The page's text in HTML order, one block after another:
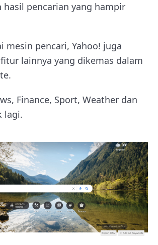
hasil pencarian yang hampir
mesin pencari, Yahoo! juga
lainnya yang dikemas dalam
Finance, Sport, Weather dan
lagi.